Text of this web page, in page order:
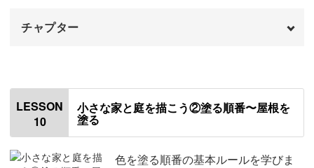
チャプター
使用する材料・道具
飾れる一枚にするための工夫
テンプレートをトレースする 03:30
LESSON
10
小さな家と庭を描こう②塗る順番〜屋根を
塗る
色を塗る順番の基本ルールを学びま